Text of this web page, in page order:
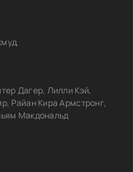
Дагер, Лилли Кэй,
Райан Кира Армстронг,
Макдональд